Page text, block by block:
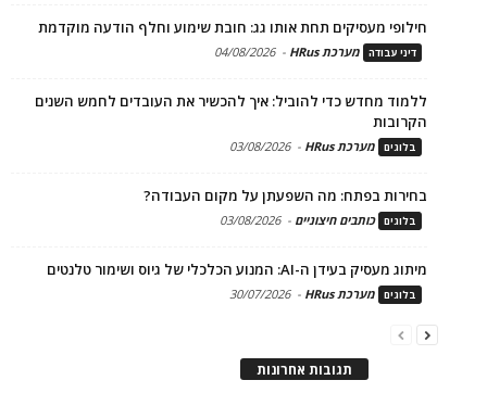
חילופי מעסיקים תחת אותו גג: חובת שימוע וחלף הודעה מוקדמת
דיני עבודה מערכת HRus -
04/08/2026
ללמוד מחדש כדי להוביל: איך להכשיר את העובדים לחמש השנים
הקרובות
בלוגים מערכת HRus -
03/08/2026
בחירות בפתח: מה השפעתן על מקום העבודה?
בלוגים כותבים חיצוניים -
03/08/2026
מיתוג מעסיק בעידן ה-AI: המנוע הכלכלי של גיוס ושימור טלנטים
בלוגים מערכת HRus -
30/07/2026
תגובות אחרונות